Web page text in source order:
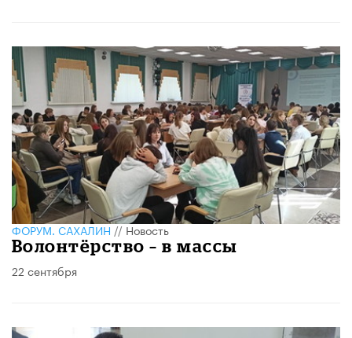
ФОРУМ. САХАЛИН//Новость
Волонтёрство – в массы
22 сентября